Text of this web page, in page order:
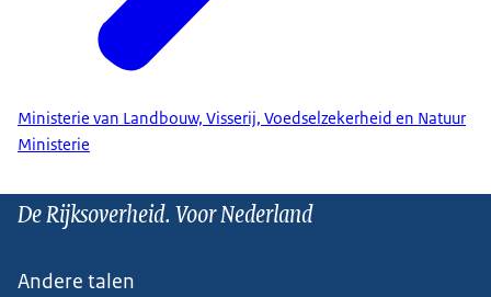
Ministerie van Landbouw, Visserij, Voedselzekerheid en Natuur
Ministerie
De Rijksoverheid. Voor Nederland
Andere talen